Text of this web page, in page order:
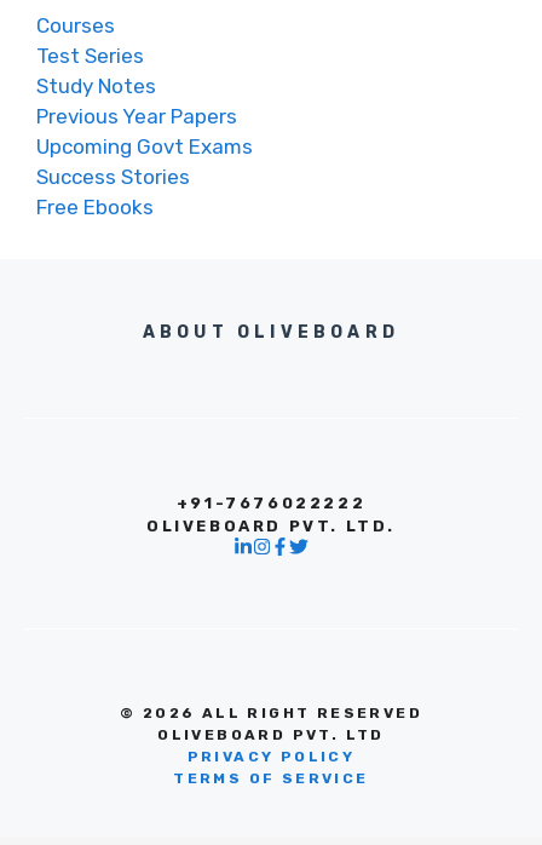
Courses
Test Series
Study Notes
Previous Year Papers
Upcoming Govt Exams
Success Stories
Free Ebooks
ABOUT OLIVEBOARD
+91-7676022222
OLIVEBOARD PVT. LTD.
© 2026 ALL RIGHT RESERVED
OLIVEBOARD PVT. LTD
PRIVACY POLICY
TERMS OF SERVICE